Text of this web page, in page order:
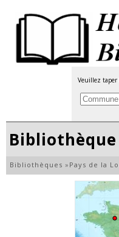
Veuillez taper
Bibliothèques » Pays de la